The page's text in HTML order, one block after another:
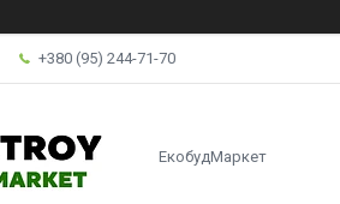
+380 (95) 244-71-70
ЕкобудМаркет